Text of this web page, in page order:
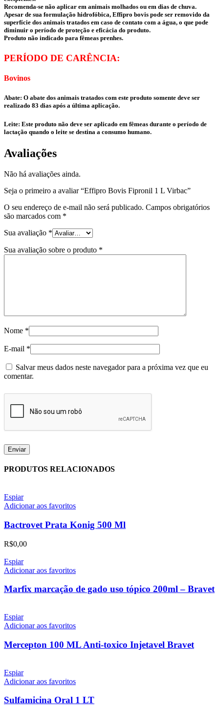
Recomenda-se não aplicar em animais molhados ou em dias de chuva.
Apesar de sua formulação hidrofóbica, Effipro bovis pode ser removido da
superfície dos animais tratados em caso de contato com a água, o que pode
diminuir o período de proteção e eficácia do produto.
Produto não indicado para fêmeas prenhes.
PERÍODO DE CARÊNCIA:
Bovinos
Abate: O abate dos animais tratados com este produto somente deve ser
realizado 83 dias após a última aplicação.
Leite: Este produto não deve ser aplicado em fêmeas durante o período de
lactação quando o leite se destina a consumo humano.
Avaliações
Não há avaliações ainda.
Seja o primeiro a avaliar “Effipro Bovis Fipronil 1 L Virbac”
O seu endereço de e-mail não será publicado. Campos obrigatórios
são marcados com *
Sua avaliação *
Sua avaliação sobre o produto *
Nome *
E-mail *
Salvar meus dados neste navegador para a próxima vez que eu
comentar.
PRODUTOS RELACIONADOS
Espiar
Adicionar aos favoritos
Bactrovet Prata Konig 500 Ml
R$0,00
Espiar
Adicionar aos favoritos
Marfix marcação de gado uso tópico 200ml – Bravet
Espiar
Adicionar aos favoritos
Mercepton 100 ML Anti-toxico Injetavel Bravet
Espiar
Adicionar aos favoritos
Sulfamicina Oral 1 LT